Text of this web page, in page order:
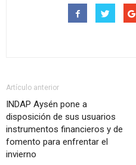
Artículo anterior
INDAP Aysén pone a
disposición de sus usuarios
instrumentos financieros y de
fomento para enfrentar el
invierno